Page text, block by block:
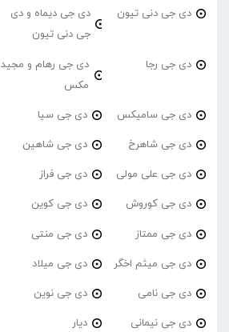
دی جی دنی تیون
دی جی دیماه و دی
جی دنی تیون
دی جی رجا
دی جی رهام و مجید
مکس
دی جی سامیکس دی جی سیا
دی جی شاهرخ دی جی شاهین
دی جی علی مولی دی جی فراز
دی جی کوروش دی جی کوین
دی جی ممتاز دی جی منتی
دی جی میثم اخگر دی جی میلاد
دی جی نامی دی جی نوین
دی جی نیمانی دیار